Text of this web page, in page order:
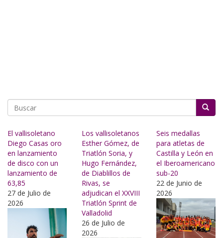
El vallisoletano
Diego Casas oro
en lanzamiento
de disco con un
lanzamiento de
63,85
27 de Julio de
2026
Los vallisoletanos
Esther Gómez, de
Triatlón Soria, y
Hugo Fernández,
de Diablillos de
Rivas, se
adjudican el XXVIII
Triatlón Sprint de
Valladolid
26 de Julio de
2026
Seis medallas
para atletas de
Castilla y León en
el Iberoamericano
sub-20
22 de Junio de
2026